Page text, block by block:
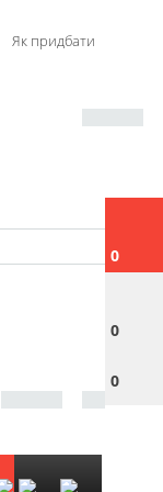
Як придбати
0
0
0